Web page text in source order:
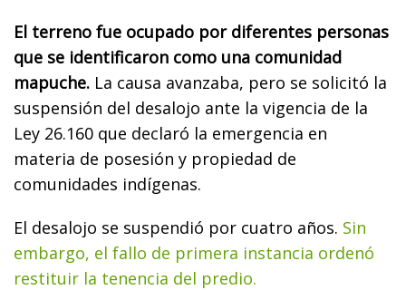
El terreno fue ocupado por diferentes personas
que se identificaron como una comunidad
mapuche. La causa avanzaba, pero se solicitó la
suspensión del desalojo ante la vigencia de la
Ley 26.160 que declaró la emergencia en
materia de posesión y propiedad de
comunidades indígenas.
El desalojo se suspendió por cuatro años. Sin
embargo, el fallo de primera instancia ordenó
restituir la tenencia del predio.